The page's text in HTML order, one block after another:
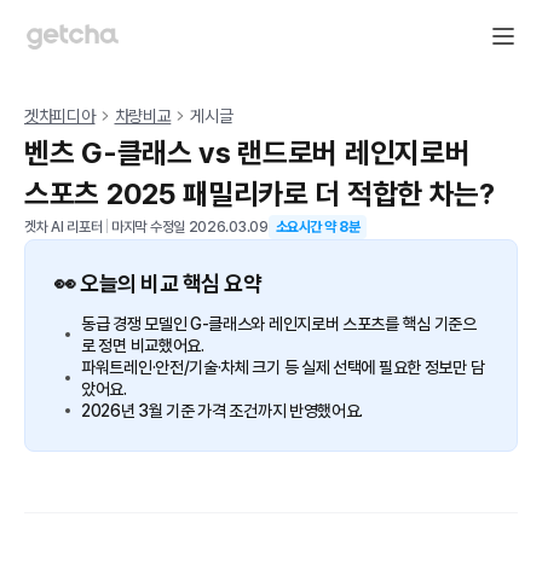
겟차피디아 차량비교 게시글
벤츠 G-클래스 vs 랜드로버 레인지로버
스포츠 2025 패밀리카로 더 적합한 차는?
겟차 AI 리포터 마지막 수정일 2026.03.09 소요시간 약8분
👀 오늘의 비교 핵심 요약
동급 경쟁 모델인 G-클래스와 레인지로버 스포츠를 핵심 기준으
로 정면 비교했어요.
파워트레인·안전/기술·차체 크기 등 실제 선택에 필요한 정보만 담
았어요.
2026년 3월 기준 가격 조건까지 반영했어요.